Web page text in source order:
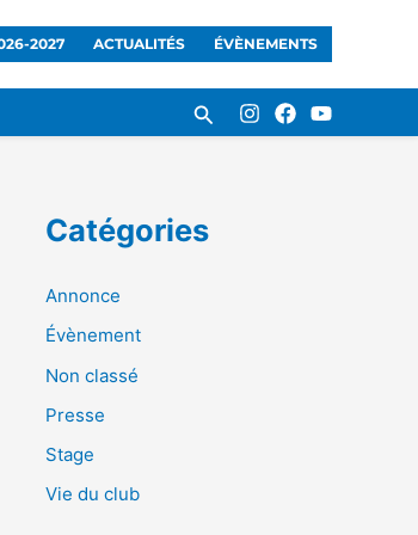
2027 ACTUALITÉS ÉVÈNEMENTS
Rechercher
Catégories
Annonce
Évènement
Non classé
Presse
Stage
Vie du club